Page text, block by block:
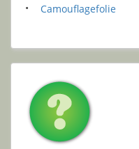
•
Camouflagefolie